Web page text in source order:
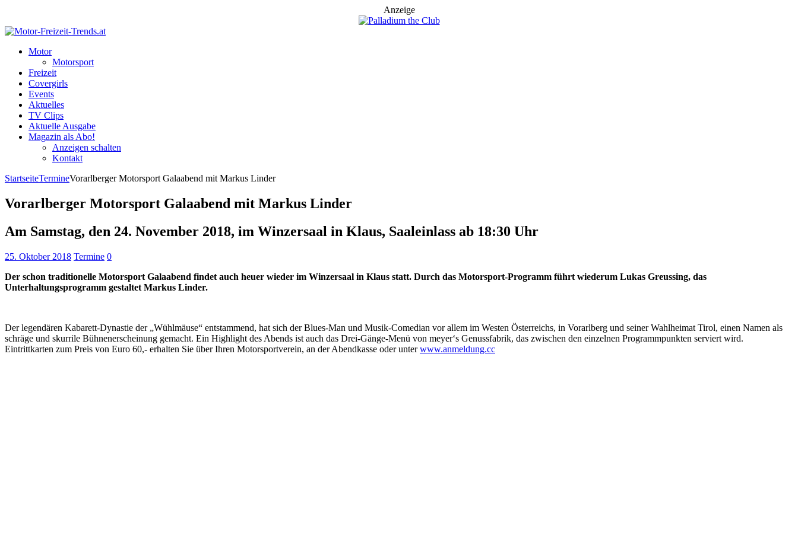
Anzeige
Motor
Motorsport
Freizeit
Covergirls
Events
Aktuelles
TV Clips
Aktuelle Ausgabe
Magazin als Abo!
Anzeigen schalten
Kontakt
StartseiteTermineVorarlberger Motorsport Galaabend mit Markus Linder
Vorarlberger Motorsport Galaabend mit Markus Linder
Am Samstag, den 24. November 2018, im Winzersaal in Klaus, Saaleinlass ab 18:30 Uhr
25. Oktober 2018 Termine 0
Der schon traditionelle Motorsport Galaabend findet auch heuer wieder im Winzersaal in Klaus statt. Durch das Motorsport-Programm führt wiederum Lukas Greussing, das
Unterhaltungsprogramm gestaltet Markus Linder.
Der legendären Kabarett-Dynastie der „Wühlmäuse“ entstammend, hat sich der Blues-Man und Musik-Comedian vor allem im Westen Österreichs, in Vorarlberg und seiner Wahlheimat Tirol, einen Namen als
schräge und skurrile Bühnenerscheinung gemacht. Ein Highlight des Abends ist auch das Drei-Gänge-Menü von meyer‘s Genussfabrik, das zwischen den einzelnen Programmpunkten serviert wird.
Eintrittkarten zum Preis von Euro 60,- erhalten Sie über Ihren Motorsportverein, an der Abendkasse oder unterwww.anmeldung.cc